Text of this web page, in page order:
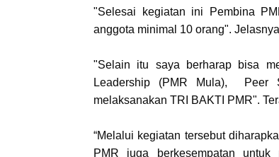
"Selesai kegiatan ini Pembina
anggota minimal 10 orang". Jelasnya
"Selain itu saya berharap bisa
Leadership (PMR Mula), Peer
melaksanakan TRI BAKTI PMR".
“Melalui kegiatan tersebut
PMR juga berkesempatan untuk